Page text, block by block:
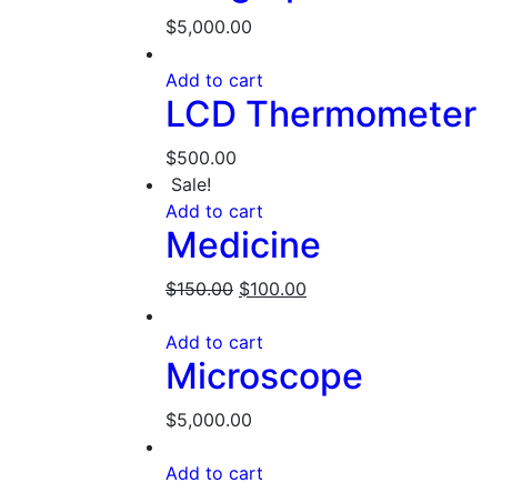
$5,000.00
Add to cart
LCD Thermometer
$500.00
Sale!
Add to cart
Medicine
$150.00 $100.00
Add to cart
Microscope
$5,000.00
Add to cart